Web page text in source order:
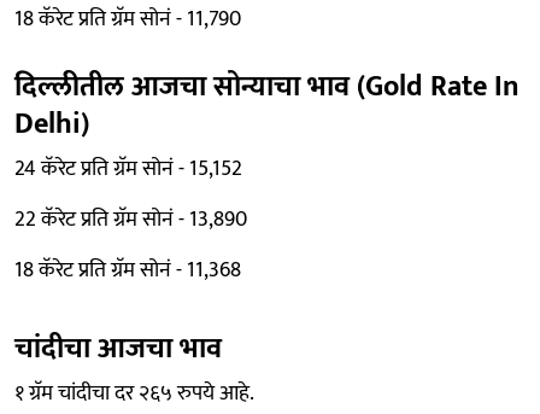
18 कॅरेट प्रति ग्रॅम सोनं - 11,790
दिल्लीतील आजचा सोन्याचा भाव (Gold Rate In
Delhi)
24 कॅरेट प्रति ग्रॅम सोनं - 15,152
22 कॅरेट प्रति ग्रॅम सोनं - 13,890
18 कॅरेट प्रति ग्रॅम सोनं - 11,368
चांदीचा आजचा भाव
१ ग्रॅम चांदीचा दर २६५ रुपये आहे.